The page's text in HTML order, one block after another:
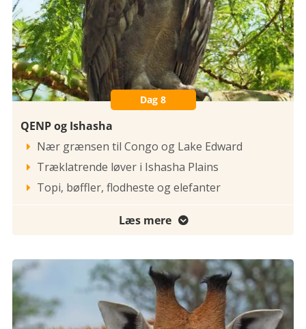
Dag 8
QENP og Ishasha
 Nær grænsen til Congo og Lake Edward
 Træklatrende løver i Ishasha Plains
 Topi, bøffler, flodheste og elefanter
Læs mere 